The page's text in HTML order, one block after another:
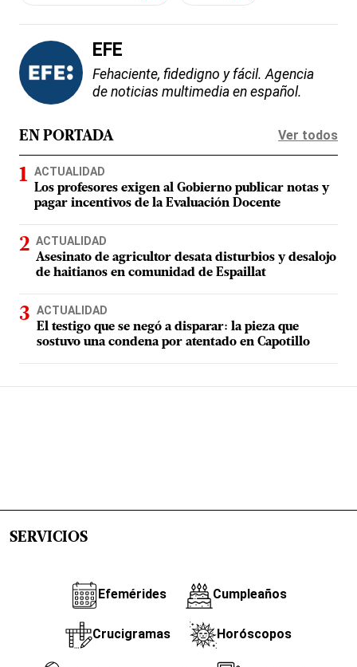
EFE
Fehaciente, fidedigno y fácil. Agencia
de noticias multimedia en español.
EN PORTADA Ver todos
ACTUALIDAD
Los profesores exigen al Gobierno publicar notas y
pagar incentivos de la Evaluación Docente
ACTUALIDAD
Asesinato de agricultor desata disturbios y desalojo
de haitianos en comunidad de Espaillat
ACTUALIDAD
El testigo que se negó a disparar: la pieza que
sostuvo una condena por atentado en Capotillo
SERVICIOS
Efemérides Cumpleaños
Crucigramas Horóscopos